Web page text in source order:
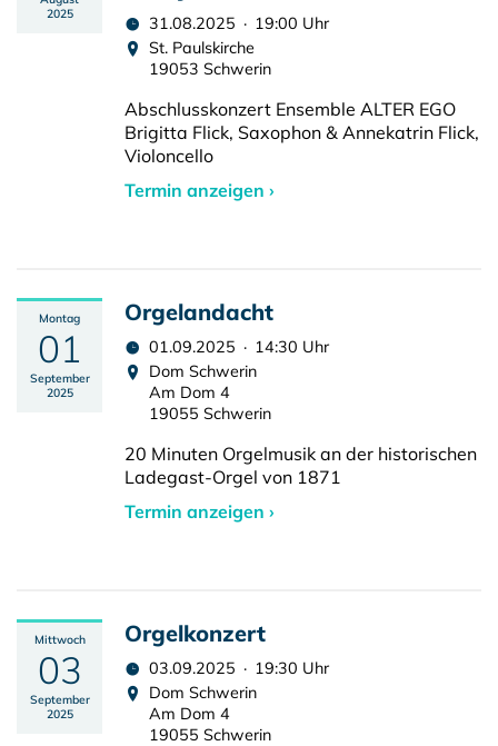
2025
31.08.2025 · 19:00 Uhr
St. Paulskirche
19053 Schwerin
Abschlusskonzert Ensemble ALTER EGO
Brigitta Flick, Saxophon & Annekatrin Flick,
Violoncello
Termin anzeigen ›
Montag
01
September
2025
Orgelandacht
01.09.2025 · 14:30 Uhr
Dom Schwerin
Am Dom 4
19055 Schwerin
20 Minuten Orgelmusik an der historischen
Ladegast-Orgel von 1871
Termin anzeigen ›
Mittwoch
03
September
2025
Orgelkonzert
03.09.2025 · 19:30 Uhr
Dom Schwerin
Am Dom 4
19055 Schwerin